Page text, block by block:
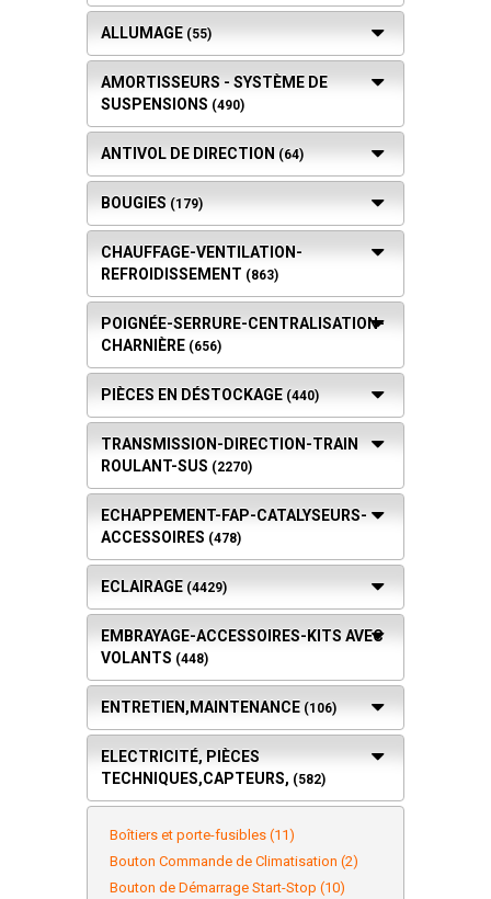
ALLUMAGE (55)
AMORTISSEURS - SYSTÈME DE
SUSPENSIONS (490)
ANTIVOL DE DIRECTION (64)
BOUGIES (179)
CHAUFFAGE-VENTILATION-
REFROIDISSEMENT (863)
POIGNÉE-SERRURE-CENTRALISATION-
CHARNIÈRE (656)
PIÈCES EN DÉSTOCKAGE (440)
TRANSMISSION-DIRECTION-TRAIN
ROULANT-SUS (2270)
ECHAPPEMENT-FAP-CATALYSEURS-
ACCESSOIRES (478)
ECLAIRAGE (4429)
EMBRAYAGE-ACCESSOIRES-KITS AVEC
VOLANTS (448)
ENTRETIEN,MAINTENANCE (106)
ELECTRICITÉ, PIÈCES
TECHNIQUES,CAPTEURS, (582)
Boîtiers et porte-fusibles (11)
Bouton Commande de Climatisation (2)
Bouton de Démarrage Start-Stop (10)